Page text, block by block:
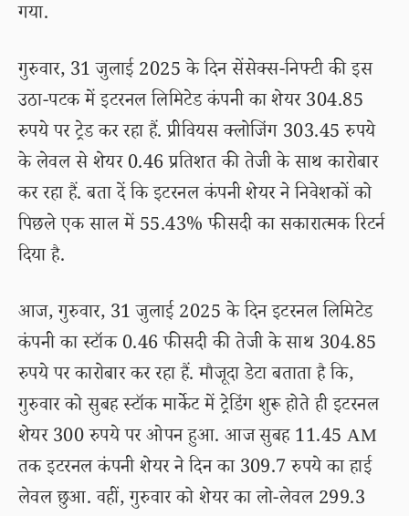
गया.
गुरुवार, 31 जुलाई 2025 के दिन सेंसेक्स-निफ्टी की इस
उठा-पटक में इटरनल लिमिटेड कंपनी का शेयर 304.85
रुपये पर ट्रेड कर रहा हैं. प्रीवियस क्लोजिंग 303.45 रुपये
के लेवल से शेयर 0.46 प्रतिशत की तेजी के साथ कारोबार
कर रहा हैं. बता दें कि इटरनल कंपनी शेयर ने निवेशकों को
पिछले एक साल में 55.43% फीसदी का सकारात्मक रिटर्न
दिया है.
आज, गुरुवार, 31 जुलाई 2025 के दिन इटरनल लिमिटेड
कंपनी का स्टॉक 0.46 फीसदी की तेजी के साथ 304.85
रुपये पर कारोबार कर रहा हैं. मौजूदा डेटा बताता है कि,
गुरुवार को सुबह स्टॉक मार्केट में ट्रेडिंग शुरू होते ही इटरनल
शेयर 300 रुपये पर ओपन हुआ. आज सुबह 11.45 AM
तक इटरनल कंपनी शेयर ने दिन का 309.7 रुपये का हाई
लेवल छुआ. वहीं, गुरुवार को शेयर का लो-लेवल 299.3